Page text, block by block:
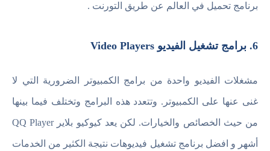
برنامج تحميل في العالم عن طريق التورنت .
6. برامج تشغيل الفيديو Video Players
مشغلات الفيديو واحدة من برامج الكمبيوتر الضرورية التي لا
غنى عنها على الكمبيوتر. وتتعدد هذه البرامج وتختلف فيما بينها
من حيث الخصائص والخيارات. لكن يعد كيوكيو بلاير QQ Player
أشهر و افضل برنامج تشغيل فيديوهات نتيجة الكثير من الخدمات